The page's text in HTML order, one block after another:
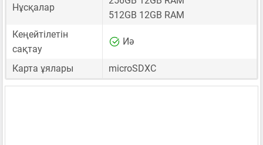
Нұсқалар
512GB 12GB RAM
Кеңейтілетін
сақтау
Иә
Карта ұялары microSDXC